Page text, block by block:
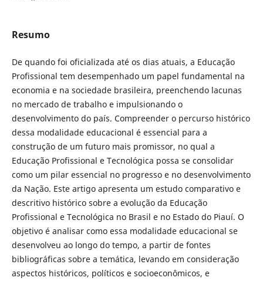
Resumo
De quando foi oficializada até os dias atuais, a Educação
Profissional tem desempenhado um papel fundamental na
economia e na sociedade brasileira, preenchendo lacunas
no mercado de trabalho e impulsionando o
desenvolvimento do país. Compreender o percurso histórico
dessa modalidade educacional é essencial para a
construção de um futuro mais promissor, no qual a
Educação Profissional e Tecnológica possa se consolidar
como um pilar essencial no progresso e no desenvolvimento
da Nação. Este artigo apresenta um estudo comparativo e
descritivo histórico sobre a evolução da Educação
Profissional e Tecnológica no Brasil e no Estado do Piauí. O
objetivo é analisar como essa modalidade educacional se
desenvolveu ao longo do tempo, a partir de fontes
bibliográficas sobre a temática, levando em consideração
aspectos históricos, políticos e socioeconômicos, e